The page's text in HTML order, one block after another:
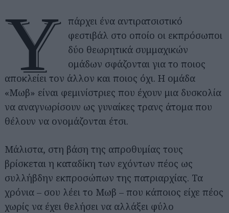
Υ
πάρχει ένα αντιρατσιστικό
φεστιβάλ στο οποίο οι εκπρόσωποι
δύο θεωρητικά συμμαχικών
ομάδων σφάζονται για το ποιος
αποκλείει τον άλλον και ποιος όχι. Η ομάδα
«Μωβ» είναι φεμινίστριες που έχουν μια δυσκολία
να αναγνωρίσουν ως γυναίκες τρανς άτομα που
θέλουν να ονομάζονται έτσι.
Μάλιστα, στη βάση της απροθυμίας τους
βρίσκεται η καταδίκη των εχόντων πέος ως
συλλήβδην εκπροσώπων της πατριαρχίας. Τα
χρόνια – σου λέει το Μωβ – που κάποιος είχε πέος
χωρίς να έχει θελήσει να αλλάξει φύλο